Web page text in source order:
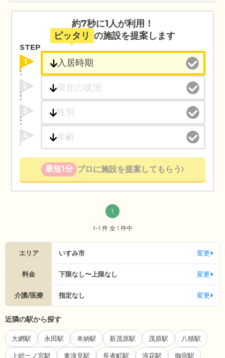
約7秒に1人が利用！
ピッタリ の施設を提案します
STEP
1
2
3
4
最短1分 プロに施設を提案してもらう
1
1~1 件 全 1 件中
エリア いすみ市 変更
料金 下限なし〜上限なし 変更
介護/医療 指定なし 変更
近隣の駅から探す
大網駅 永田駅 本納駅 新茂原駅 茂原駅 八積駅
上総一ノ宮駅 東浪見駅 長者町駅 浪花駅 御宿駅